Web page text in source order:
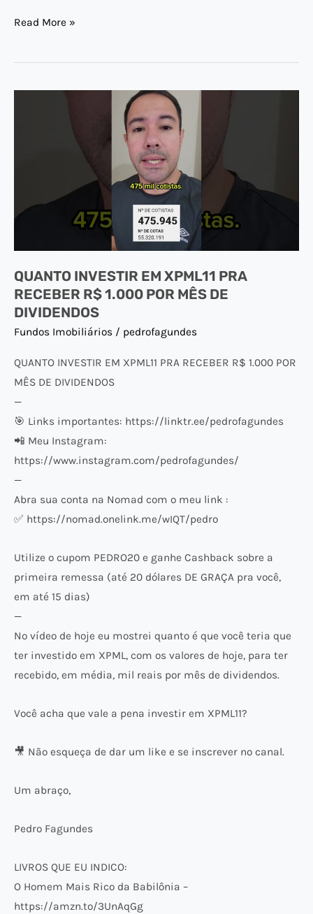
Read More »
QUANTO INVESTIR EM XPML11 PRA
RECEBER R$ 1.000 POR MÊS DE
DIVIDENDOS
Fundos Imobiliários / pedrofagundes
QUANTO INVESTIR EM XPML11 PRA RECEBER R$ 1.000 POR
MÊS DE DIVIDENDOS
—
🎯 Links importantes: https://linktr.ee/pedrofagundes
📲 Meu Instagram:
https://www.instagram.com/pedrofagundes/
—
Abra sua conta na Nomad com o meu link :
✅ https://nomad.onelink.me/wIQT/pedro
Utilize o cupom PEDRO20 e ganhe Cashback sobre a
primeira remessa (até 20 dólares DE GRAÇA pra você,
em até 15 dias)
—
No vídeo de hoje eu mostrei quanto é que você teria que
ter investido em XPML, com os valores de hoje, para ter
recebido, em média, mil reais por mês de dividendos.
Você acha que vale a pena investir em XPML11?
🎥 Não esqueça de dar um like e se inscrever no canal.
Um abraço,
Pedro Fagundes
LIVROS QUE EU INDICO:
O Homem Mais Rico da Babilônia –
https://amzn.to/3UnAqGg
RECEBER
R$
MÊS
DE
DIVIDENDOS